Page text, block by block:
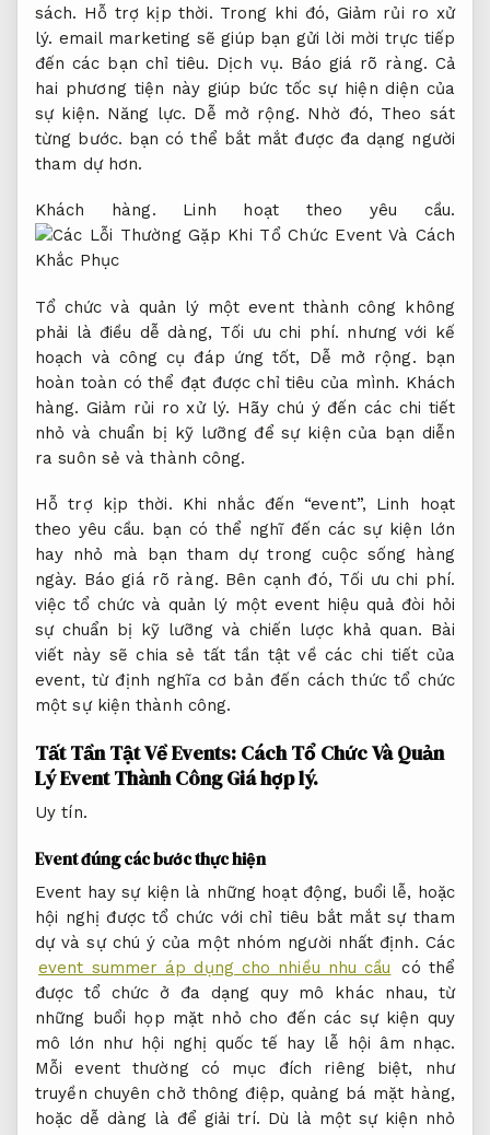
sách. Hỗ trợ kịp thời. Trong khi đó, Giảm rủi ro xử
lý. email marketing sẽ giúp bạn gửi lời mời trực tiếp
đến các bạn chỉ tiêu. Dịch vụ. Báo giá rõ ràng. Cả
hai phương tiện này giúp bức tốc sự hiện diện của
sự kiện. Năng lực. Dễ mở rộng. Nhờ đó, Theo sát
từng bước. bạn có thể bắt mắt được đa dạng người
tham dự hơn.
Khách hàng. Linh hoạt theo yêu cầu.
Tổ chức và quản lý một event thành công không
phải là điều dễ dàng, Tối ưu chi phí. nhưng với kế
hoạch và công cụ đáp ứng tốt, Dễ mở rộng. bạn
hoàn toàn có thể đạt được chỉ tiêu của mình. Khách
hàng. Giảm rủi ro xử lý. Hãy chú ý đến các chi tiết
nhỏ và chuẩn bị kỹ lưỡng để sự kiện của bạn diễn
ra suôn sẻ và thành công.
Hỗ trợ kịp thời. Khi nhắc đến “event”, Linh hoạt
theo yêu cầu. bạn có thể nghĩ đến các sự kiện lớn
hay nhỏ mà bạn tham dự trong cuộc sống hàng
ngày. Báo giá rõ ràng. Bên cạnh đó, Tối ưu chi phí.
việc tổ chức và quản lý một event hiệu quả đòi hỏi
sự chuẩn bị kỹ lưỡng và chiến lược khả quan. Bài
viết này sẽ chia sẻ tất tần tật về các chi tiết của
event, từ định nghĩa cơ bản đến cách thức tổ chức
một sự kiện thành công.
Tất Tần Tật Về Events: Cách Tổ Chức Và Quản
Lý Event Thành CôngGiá hợp lý.
Uy tín.
Event đúng các bước thực hiện
Event hay sự kiện là những hoạt động, buổi lễ, hoặc
hội nghị được tổ chức với chỉ tiêu bắt mắt sự tham
dự và sự chú ý của một nhóm người nhất định. Các
event summer áp dụng cho nhiều nhu cầu
có thể
được tổ chức ở đa dạng quy mô khác nhau, từ
những buổi họp mặt nhỏ cho đến các sự kiện quy
mô lớn như hội nghị quốc tế hay lễ hội âm nhạc.
Mỗi event thường có mục đích riêng biệt, như
truyền chuyên chở thông điệp, quảng bá mặt hàng,
hoặc dễ dàng là để giải trí. Dù là một sự kiện nhỏ